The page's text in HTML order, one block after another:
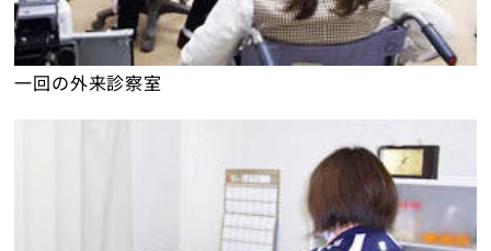
一回の外来診察室